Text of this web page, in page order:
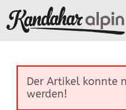
Der Artikel konnte
werden!